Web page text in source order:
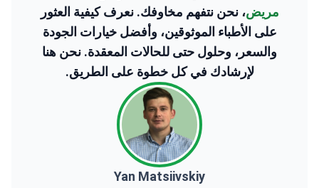
مريض، نحن نتفهم مخاوفك. نعرف كيفية العثور
على الأطباء الموثوقين، وأفضل خيارات الجودة
والسعر، وحلول حتى للحالات المعقدة. نحن هنا
لإرشادك في كل خطوة على الطريق.
Yan Matsiivskiy